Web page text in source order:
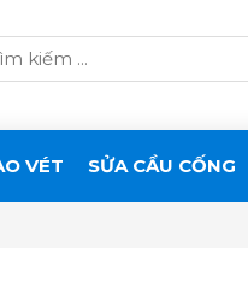
VÉT SỬA CẦU CỐNG